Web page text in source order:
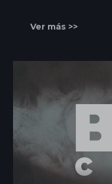
Ver más >>